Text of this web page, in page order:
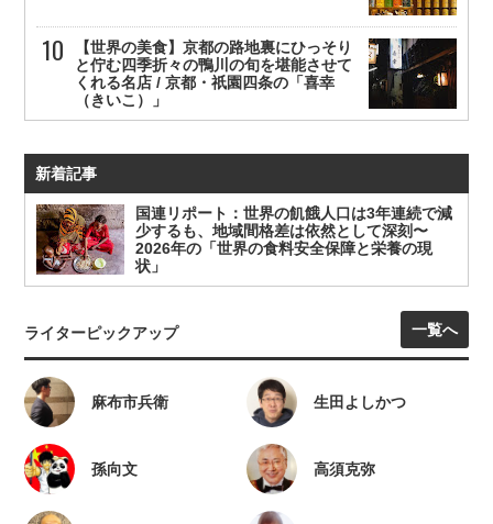
【世界の美食】京都の路地裏にひっそり
と佇む四季折々の鴨川の旬を堪能させて
くれる名店 / 京都・祇園四条の「喜幸
（きいこ）」
新着記事
国連リポート：世界の飢餓人口は3年連続で減
少するも、地域間格差は依然として深刻〜
2026年の「世界の食料安全保障と栄養の現
状」
ライターピックアップ 一覧へ
麻布市兵衛 生田よしかつ
孫向文 高須克弥